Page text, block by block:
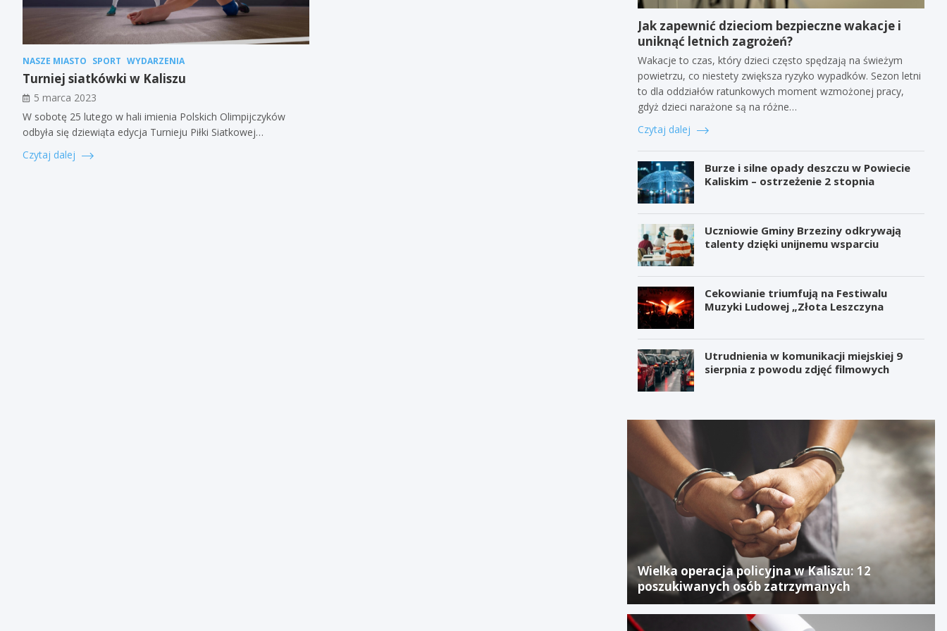
NASZE MIASTO SPORT WYDARZENIA
Turniej siatkówki w Kaliszu
5 marca 2023
W sobotę 25 lutego w hali imienia Polskich Olimpijczyków
odbyła się dziewiąta edycja Turnieju Piłki Siatkowej…
Czytaj dalej
Jak zapewnić dzieciom bezpieczne wakacje i
uniknąć letnich zagrożeń?
Wakacje to czas, który dzieci często spędzają na świeżym
powietrzu, co niestety zwiększa ryzyko wypadków. Sezon letni
to dla oddziałów ratunkowych moment wzmożonej pracy,
gdyż dzieci narażone są na różne…
Czytaj dalej
Burze i silne opady deszczu w Powiecie
Kaliskim – ostrzeżenie 2 stopnia
Uczniowie Gminy Brzeziny odkrywają
talenty dzięki unijnemu wsparciu
Cekowianie triumfują na Festiwalu
Muzyki Ludowej „Złota Leszczyna
Utrudnienia w komunikacji miejskiej 9
sierpnia z powodu zdjęć filmowych
Wielka operacja policyjna w Kaliszu: 12
poszukiwanych osób zatrzymanych